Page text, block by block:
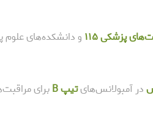
پزشکی ۱۱۵
و دانشکده‌های علوم
در آمبولانس‌هایتیپ B برای